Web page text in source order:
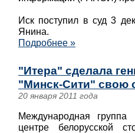
Иск поступил в суд 3
Янина.
Подробнее »
"Итера" сделала
"Минск-Сити" свою
20 января 2011 года
Международная
центре белорусской